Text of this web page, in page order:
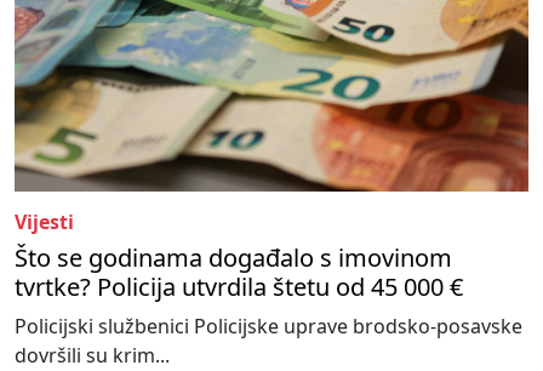
Vijesti
Što se godinama događalo s imovinom
tvrtke? Policija utvrdila štetu od 45 000 €
Policijski službenici Policijske uprave brodsko-posavske
dovršili su krim...